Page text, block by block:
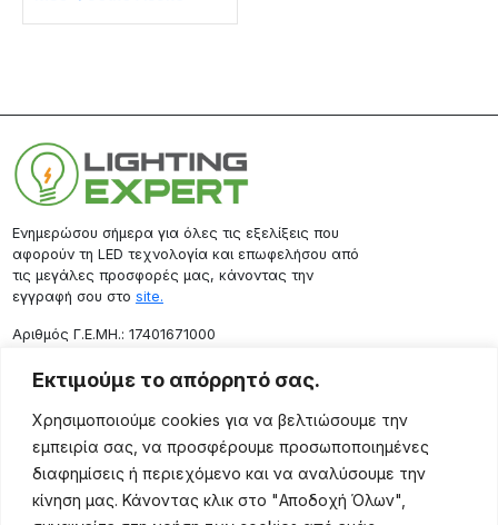
Εκτιμούμε το απόρρητό σας.
Χρησιμοποιούμε cookies για να βελτιώσουμε την
εμπειρία σας, να προσφέρουμε προσωποποιημένες
διαφημίσεις ή περιεχόμενο και να αναλύσουμε την
κίνηση μας. Κάνοντας κλικ στο "Αποδοχή Όλων",
Ενημερώσου σήμερα για όλες τις εξελίξεις που
αφορούν τη LED τεχνολογία και επωφελήσου από
τις μεγάλες προσφορές μας, κάνοντας την
εγγραφή σου στο site.
Aριθμός Γ.Ε.ΜΗ.: 17401671000
Επικοινωνία
Ρόδου 133, Αθήνα 10443
(+30) 211 725 5427
sales@lightingexpert.gr